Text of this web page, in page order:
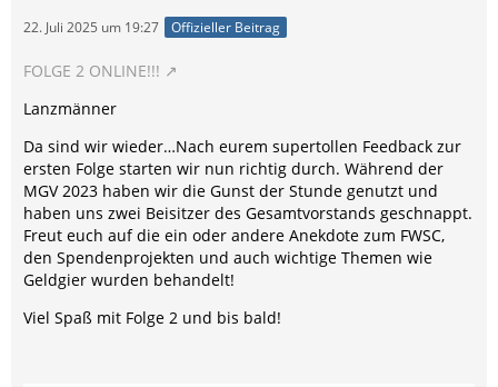
22. Juli 2025 um 19:27 Offizieller Beitrag
FOLGE 2 ONLINE!!!
Lanzmänner
Da sind wir wieder…Nach eurem supertollen Feedback zur
ersten Folge starten wir nun richtig durch. Während der
MGV 2023 haben wir die Gunst der Stunde genutzt und
haben uns zwei Beisitzer des Gesamtvorstands geschnappt.
Freut euch auf die ein oder andere Anekdote zum FWSC,
den Spendenprojekten und auch wichtige Themen wie
Geldgier wurden behandelt!
Viel Spaß mit Folge 2 und bis bald!